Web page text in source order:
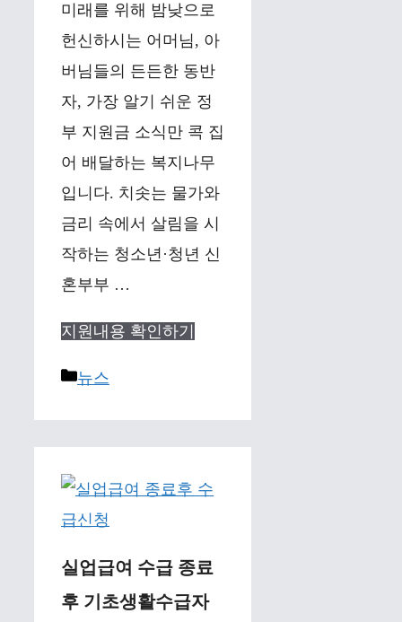
미래를 위해 밤낮으로
헌신하시는 어머님, 아
버님들의 든든한 동반
자, 가장 알기 쉬운 정
부 지원금 소식만 콕 집
어 배달하는 복지나무
입니다. 치솟는 물가와
금리 속에서 살림을 시
작하는 청소년·청년 신
혼부부 …
지원내용 확인하기
Categories
뉴스
실업급여 수급 종료
후 기초생활수급자